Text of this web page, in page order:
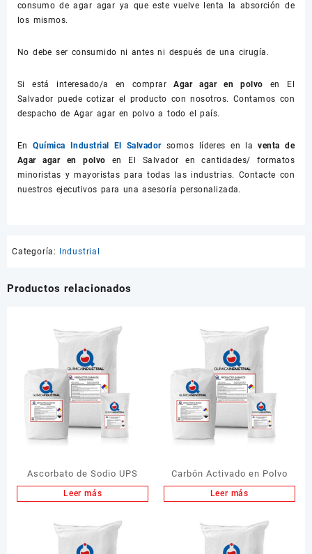
consumo de agar agar ya que este vuelve lenta la absorción de
los mismos.
No debe ser consumido ni antes ni después de una cirugía.
Si está interesado/a en comprar Agar agar en polvo en El
Salvador puede cotizar el producto con nosotros. Contamos con
despacho de Agar agar en polvo a todo el país.
EnQuímica Industrial El Salvador somos líderes en laventa de
Agar agar en polvo en El Salvador en cantidades/ formatos
minoristas y mayoristas para todas las industrias. Contacte con
nuestros ejecutivos para una asesoría personalizada.
Categoría: Industrial
Productos relacionados
Ascorbato de Sodio UPS
Leer más
Carbón Activado en Polvo
Leer más